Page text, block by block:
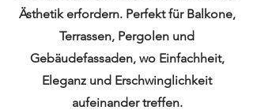
Ästhetik erfordern. Perfekt für Balkone,
Terrassen, Pergolen und
Gebäudefassaden, wo Einfachheit,
Eleganz und Erschwinglichkeit
aufeinander treffen.